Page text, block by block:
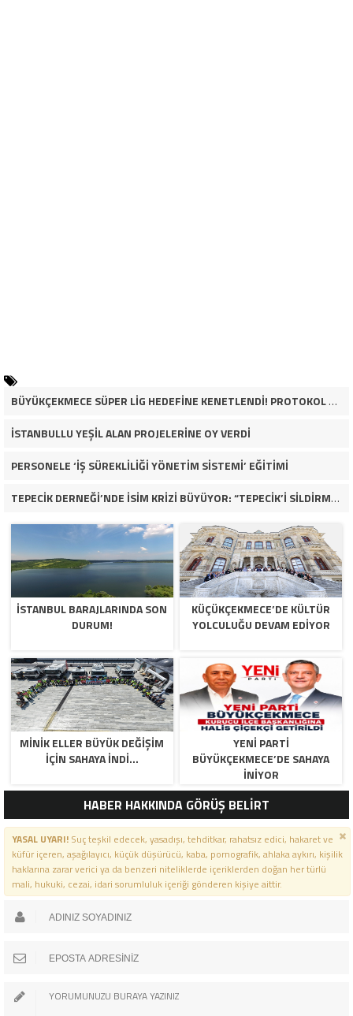
BÜYÜKÇEKMECE SÜPER LİG HEDEFİNE KENETLENDİ! PROTOKOL VE İŞ DÜNYASINDAN BASKETBOL TAKIMINA TAM DESTEK…
İSTANBULLU YEŞİL ALAN PROJELERİNE OY VERDİ
PERSONELE ‘İŞ SÜREKLİLİĞİ YÖNETİM SİSTEMİ’ EĞİTİMİ
TEPECİK DERNEĞİ’NDE İSİM KRİZİ BÜYÜYOR: “TEPECİK’İ SİLDİRMEYECEĞİZ”
İSTANBUL BARAJLARINDA SON
DURUM!
KÜÇÜKÇEKMECE’DE KÜLTÜR
YOLCULUĞU DEVAM EDİYOR
MİNİK ELLER BÜYÜK DEĞİŞİM
İÇİN SAHAYA İNDİ…
YENİ PARTİ
BÜYÜKÇEKMECE’DE SAHAYA
İNİYOR
HABER HAKKINDA GÖRÜŞ BELİRT
YASAL UYARI!Suç teşkil edecek, yasadışı, tehditkar, rahatsız edici, hakaret ve
küfür içeren, aşağılayıcı, küçük düşürücü, kaba, pornografik, ahlaka aykırı, kişilik
haklarına zarar verici ya da benzeri niteliklerde içeriklerden doğan her türlü
mali, hukuki, cezai, idari sorumluluk içeriği gönderen kişiye aittir.